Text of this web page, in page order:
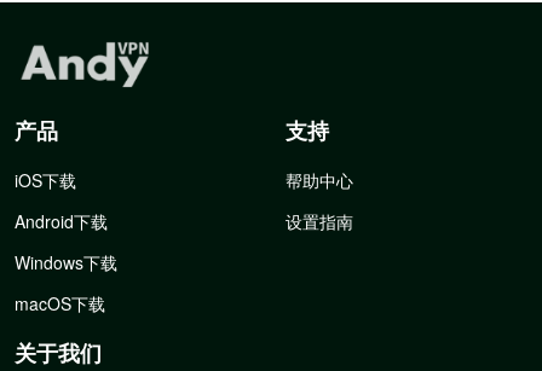
产品
iOS下载
Android下载
Windows下载
macOS下载
支持
帮助中心
设置指南
关于我们